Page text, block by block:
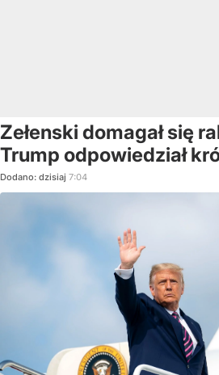
Zełenski domagał się
Trump odpowiedział
Dodano: dzisiaj 7:04